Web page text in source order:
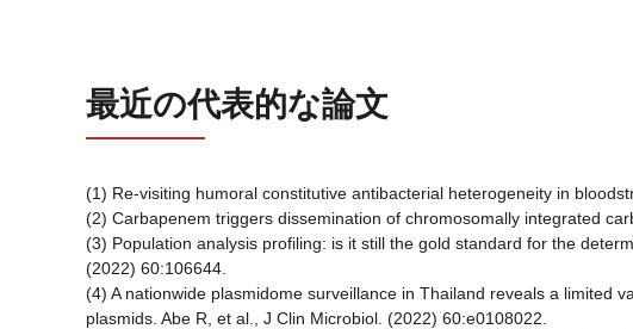
最近の代表的な論文
(1) Re-visiting humoral constitutive antibacterial heterogeneity in
(2) Carbapenem triggers dissemination of chromosomally integrated
(3) Population analysis profiling: is it still the gold standard for the
(2022) 60:106644.
(4) A nationwide plasmidome surveillance in Thailand reveals a limited
plasmids. Abe R, et al., J Clin Microbiol. (2022) 60:e0108022.